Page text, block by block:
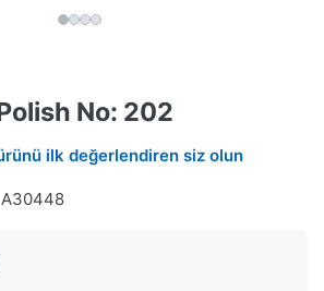
No: 202
ilk değerlendiren siz olun
A30448